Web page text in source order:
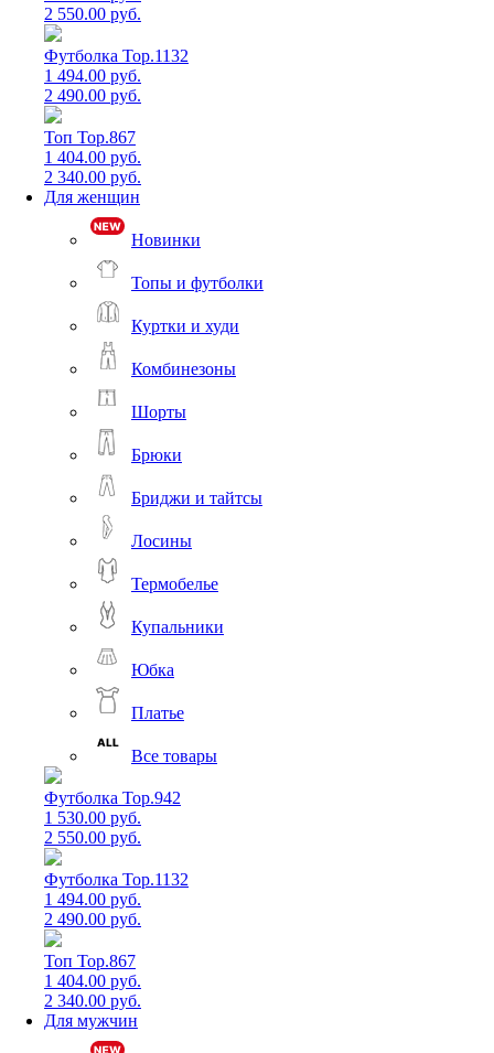
2 550.00 руб.
Футболка Top.1132
1 494.00 руб.
2 490.00 руб.
Топ Top.867
1 404.00 руб.
2 340.00 руб.
Для женщин
Новинки
Топы и футболки
Куртки и худи
Комбинезоны
Шорты
Брюки
Бриджи и тайтсы
Лосины
Термобелье
Купальники
Юбка
Платье
Все товары
Футболка Top.942
1 530.00 руб.
2 550.00 руб.
Футболка Top.1132
1 494.00 руб.
2 490.00 руб.
Топ Top.867
1 404.00 руб.
2 340.00 руб.
Для мужчин